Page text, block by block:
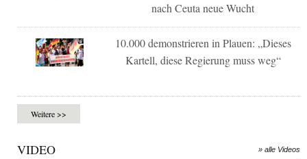
nach Ceuta neue Wucht
10.000 demonstrieren in Plauen: „Dieses
Kartell, diese Regierung muss weg“
Weitere >>
VIDEO » alle Videos